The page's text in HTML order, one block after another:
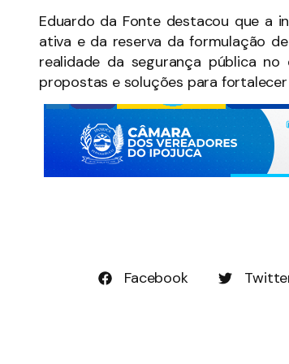
Eduardo da Fonte destacou que a
ativa e da reserva da formulação
realidade da segurança pública
propostas e soluções para fortalecer
Facebook